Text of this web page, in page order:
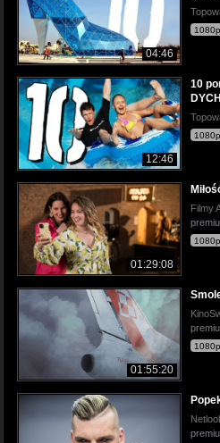
04:46
1080p
12:46
10
1080p
01:29:08
Filmy
1080p
01:55:20
1080p